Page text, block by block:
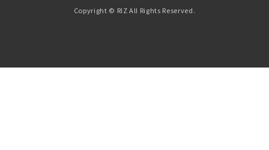
Copyright © RIZ All Rights Reserved.